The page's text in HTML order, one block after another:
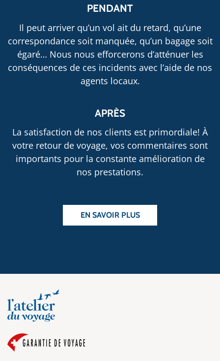
PENDANT
Il peut arriver qu’un vol ait du retard, qu’une
correspondance soit manquée, qu’un bagage soit
égaré… Nous nous efforcerons d’atténuer les
conséquences de ces incidents avec l’aide de nos
agents locaux.
APRÈS
La satisfaction de nos clients est primordiale! À
votre retour de voyage, vos commentaires sont
importants pour la constante amélioration de
nos prestations.
EN SAVOIR PLUS